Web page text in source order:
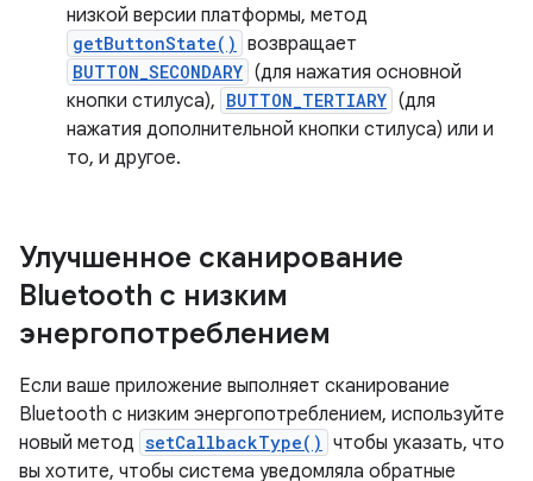
низкой версии платформы, метод
getButtonState() возвращает
BUTTON_SECONDARY (для нажатия основной
кнопки стилуса), BUTTON_TERTIARY (для
нажатия дополнительной кнопки стилуса) или и
то, и другое.
Улучшенное сканирование
Bluetooth с низким
энергопотреблением
Если ваше приложение выполняет сканирование
Bluetooth с низким энергопотреблением, используйте
новый метод setCallbackType() чтобы указать, что
вы хотите, чтобы система уведомляла обратные